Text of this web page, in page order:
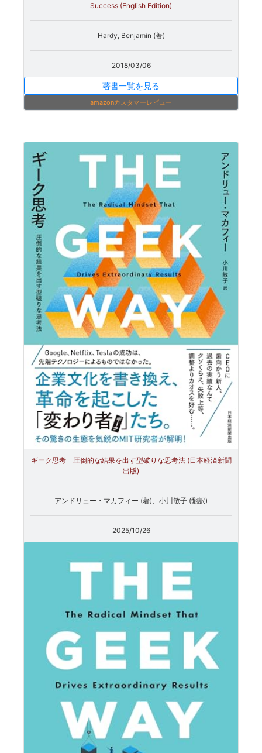
Success (English Edition)
Hardy, Benjamin (著)
2018/03/06
著書一覧を見る
amazonカスタマーレビュー
ギーク思考 圧倒的な結果を出す型破りな思考法 (日本経済新聞
出版)
アンドリュー・マカフィー (著)、小川敏子 (翻訳)
2025/10/26